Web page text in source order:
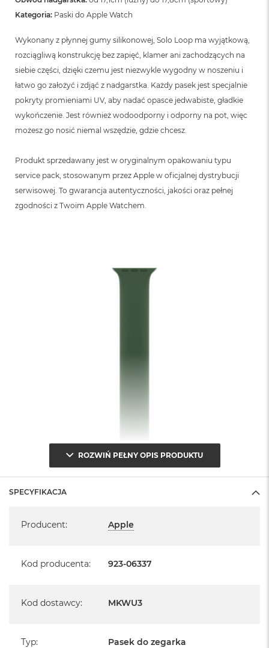
Kategoria: Paski do Apple Watch
Wykonany z płynnej gumy silikonowej, Solo Loop ma wyjątkową,
rozciągliwą konstrukcję bez zapięć, klamer ani zachodzących na
siebie części, dzięki czemu jest niezwykle wygodny w noszeniu i
łatwo go założyć i zdjąć z nadgarstka. Każdy pasek jest specjalnie
pokryty promieniami UV, aby nadać opasce jedwabiste, gładkie
wykończenie. Jest również wodoodporny i odporny na pot, więc
możesz go nosić niemal wszędzie, gdzie chcesz.
Produkt sprzedawany jest w oryginalnym opakowaniu typu
service pack, stosowanym przez Apple w oficjalnej dystrybucji
serwisowej. To gwarancja autentyczności, jakości oraz pełnej
zgodności z Twoim Apple Watchem.
ROZWIŃ PEŁNY OPIS PRODUKTU
SPECYFIKACJA
Producent: Apple
Kod producenta: 923-06337
Kod dostawcy: MKWU3
Typ: Pasek do zegarka